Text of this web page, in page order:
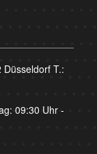
T.:
09:30 Uhr -